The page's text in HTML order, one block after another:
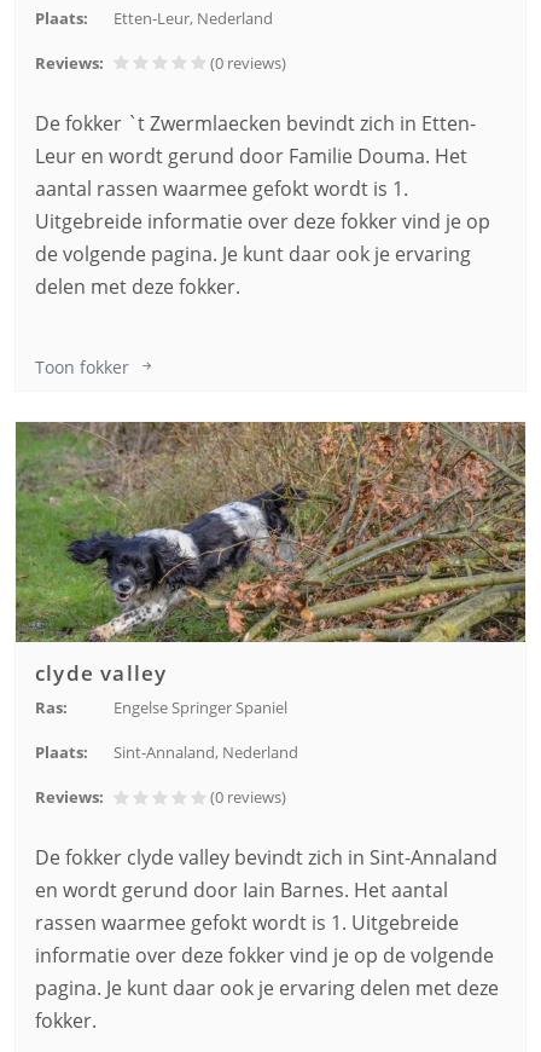
Plaats: Etten-Leur, Nederland
Reviews: (0 reviews)
De fokker `t Zwermlaecken bevindt zich in Etten-
Leur en wordt gerund door Familie Douma. Het
aantal rassen waarmee gefokt wordt is 1.
Uitgebreide informatie over deze fokker vind je op
de volgende pagina. Je kunt daar ook je ervaring
delen met deze fokker.
Toon fokker
clyde valley
Ras: Engelse Springer Spaniel
Plaats: Sint-Annaland, Nederland
Reviews: (0 reviews)
De fokker clyde valley bevindt zich in Sint-Annaland
en wordt gerund door Iain Barnes. Het aantal
rassen waarmee gefokt wordt is 1. Uitgebreide
informatie over deze fokker vind je op de volgende
pagina. Je kunt daar ook je ervaring delen met deze
fokker.